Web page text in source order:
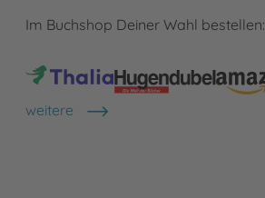
Im Buchshop Deiner Wahl bestellen:
weitere
Shops anzeigen